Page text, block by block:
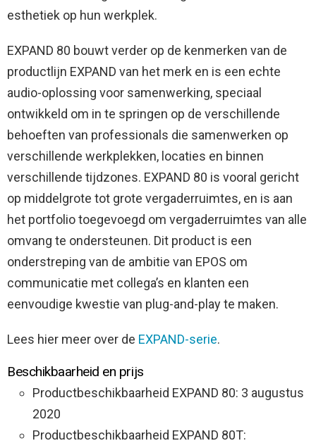
esthetiek op hun werkplek.
EXPAND 80 bouwt verder op de kenmerken van de
productlijn EXPAND van het merk en is een echte
audio-oplossing voor samenwerking, speciaal
ontwikkeld om in te springen op de verschillende
behoeften van professionals die samenwerken op
verschillende werkplekken, locaties en binnen
verschillende tijdzones. EXPAND 80 is vooral gericht
op middelgrote tot grote vergaderruimtes, en is aan
het portfolio toegevoegd om vergaderruimtes van alle
omvang te ondersteunen. Dit product is een
onderstreping van de ambitie van EPOS om
communicatie met collega’s en klanten een
eenvoudige kwestie van plug-and-play te maken.
Lees hier meer over de EXPAND-serie.
Beschikbaarheid en prijs
Productbeschikbaarheid EXPAND 80: 3 augustus
2020
Productbeschikbaarheid EXPAND 80T: